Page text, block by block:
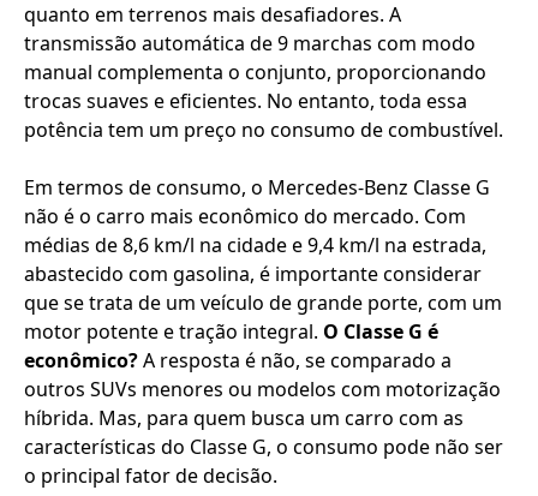
quanto em terrenos mais desafiadores. A
transmissão automática de 9 marchas com modo
manual complementa o conjunto, proporcionando
trocas suaves e eficientes. No entanto, toda essa
potência tem um preço no consumo de combustível.
Em termos de consumo, o Mercedes-Benz Classe G
não é o carro mais econômico do mercado. Com
médias de 8,6 km/l na cidade e 9,4 km/l na estrada,
abastecido com gasolina, é importante considerar
que se trata de um veículo de grande porte, com um
motor potente e tração integral. O Classe G é
econômico?A resposta é não, se comparado a
outros SUVs menores ou modelos com motorização
híbrida. Mas, para quem busca um carro com as
características do Classe G, o consumo pode não ser
o principal fator de decisão.